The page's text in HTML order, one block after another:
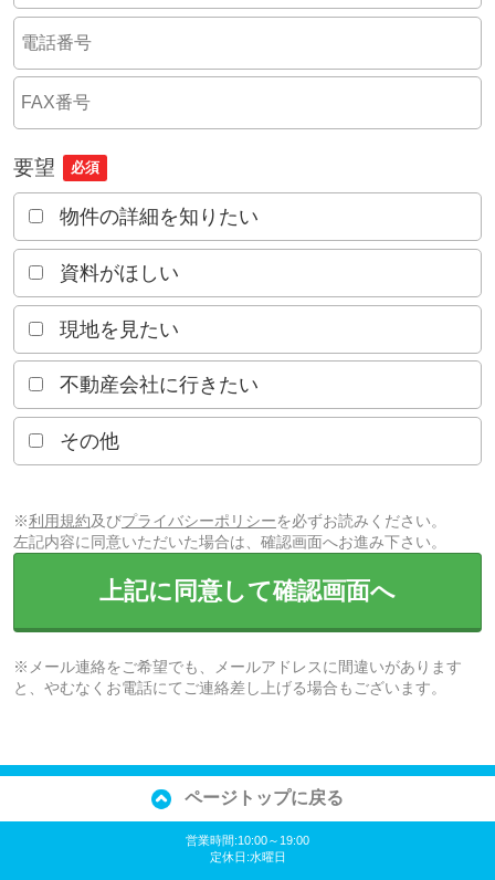
要望 必須
物件の詳細を知りたい
資料がほしい
現地を見たい
不動産会社に行きたい
その他
※利用規約及びプライバシーポリシーを必ずお読みください。
左記内容に同意いただいた場合は、確認画面へお進み下さい。
上記に同意して確認画面へ
※メール連絡をご希望でも、メールアドレスに間違いがあります
と、やむなくお電話にてご連絡差し上げる場合もございます。
ページトップに戻る
営業時間:10:00～19:00
定休日:水曜日